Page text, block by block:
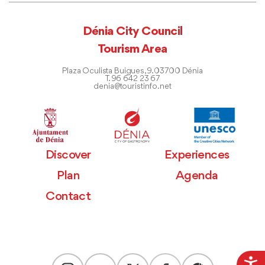
Dénia City Council
Tourism Area
Plaza Oculista Buigues, 9. 03700 Dénia
T. 96 642 23 67
denia@touristinfo.net
Discover
Experiences
Plan
Agenda
Contact